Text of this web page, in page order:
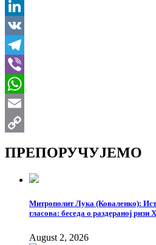
X
LinkedIn
VK
Telegram
Viber
WhatsApp
Email
ПРЕПОРУЧУЈЕМО
Митрополит Лука (Коваленко):
гласова: беседа о раздераној ризи
August 2, 2026